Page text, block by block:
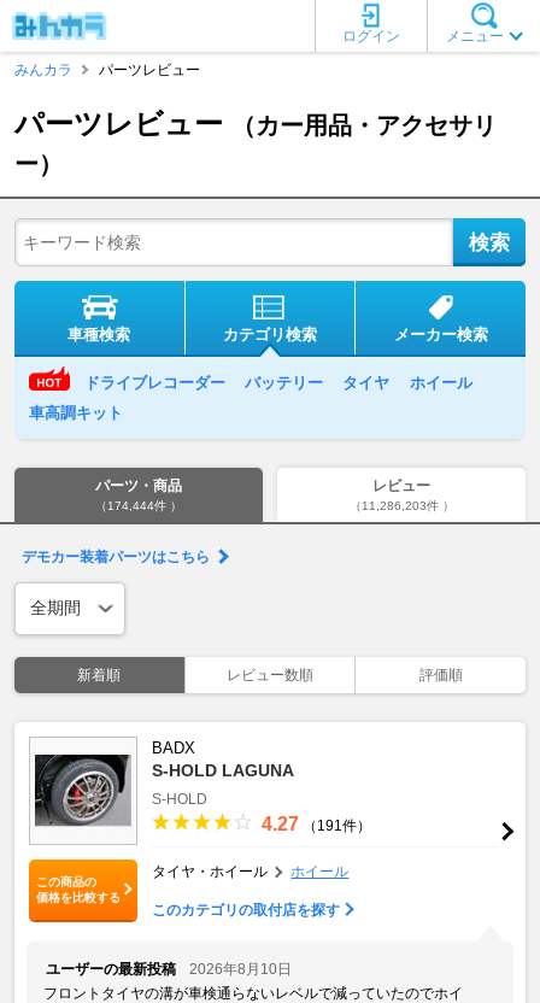
メニュー
ログイン
みんカラ
パーツレビュー
パーツレビュー
（カー用品・アクセサリ
ー）
車種検索 カテゴリ検索 メーカー検索
ドライブレコーダー バッテリー タイヤ
ホイール
車高調キット
パーツ・商品
（174,444件 ）
レビュー
（11,286,203件 ）
デモカー装着パーツはこちら
新着順 レビュー数順 評価順
この商品の
価格を比較する
BADX
S-HOLD LAGUNA
S-HOLD
4.27 （191件）
タイヤ・ホイール ホイール
このカテゴリの取付店を探す
ユーザーの最新投稿
2026年8月10日
フロントタイヤの溝が車検通らないレベルで減っていたのでホイ